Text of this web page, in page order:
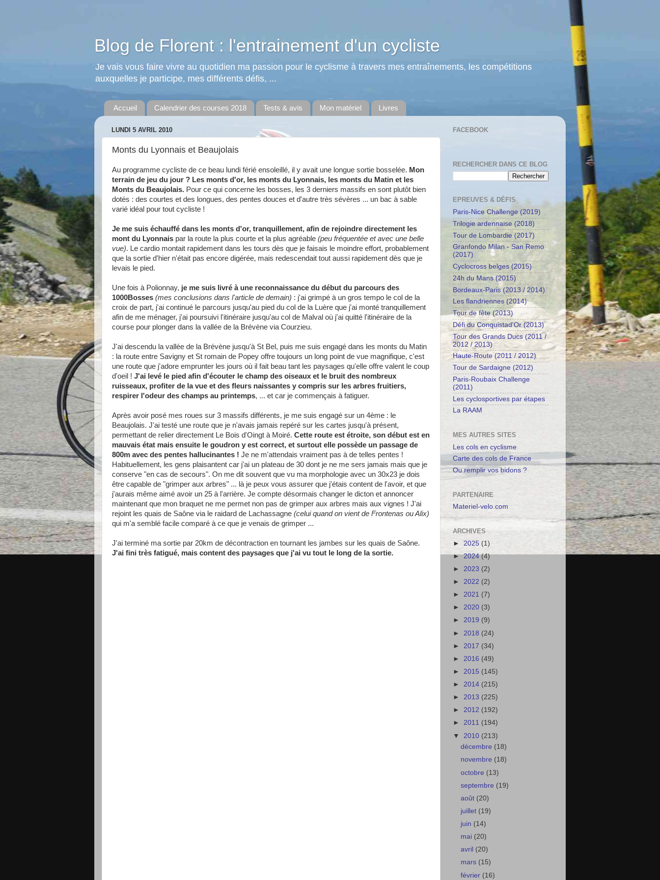
Blog de Florent : l'entrainement d'un cycliste
Je vais vous faire vivre au quotidien ma passion pour le cyclisme à travers mes entraînements, les compétitions
auxquelles je participe, mes différents défis, ...
Accueil Calendrier des courses 2018 Tests & avis Mon matériel Livres
LUNDI 5 AVRIL 2010
Monts du Lyonnais et Beaujolais
Au programme cycliste de ce beau lundi férié ensoleillé, il y avait une longue sortie bosselée. Mon
terrain de jeu du jour ? Les monts d'or, les monts du Lyonnais, les monts du Matin et les
Monts du Beaujolais. Pour ce qui concerne les bosses, les 3 derniers massifs en sont plutôt bien
dotés : des courtes et des longues, des pentes douces et d'autre très sévères ... un bac à sable
varié idéal pour tout cycliste !
Je me suis échauffé dans les monts d'or, tranquillement, afin de rejoindre directement les
mont du Lyonnais par la route la plus courte et la plus agréable (peu fréquentée et avec une belle
vue). Le cardio montait rapidement dans les tours dès que je faisais le moindre effort, probablement
que la sortie d'hier n'était pas encore digérée, mais redescendait tout aussi rapidement dès que je
levais le pied.
Une fois à Polionnay, je me suis livré à une reconnaissance du début du parcours des
1000Bosses (mes conclusions dans l'article de demain) : j'ai grimpé à un gros tempo le col de la
croix de part, j'ai continué le parcours jusqu'au pied du col de la Luère que j'ai monté tranquillement
afin de me ménager, j'ai poursuivi l'itinéraire jusqu'au col de Malval où j'ai quitté l'itinéraire de la
course pour plonger dans la vallée de la Brévène via Courzieu.
J'ai descendu la vallée de la Brévène jusqu'à St Bel, puis me suis engagé dans les monts du Matin
: la route entre Savigny et St romain de Popey offre toujours un long point de vue magnifique, c'est
une route que j'adore emprunter les jours où il fait beau tant les paysages qu'elle offre valent le coup
d'oeil ! J'ai levé le pied afin d'écouter le champ des oiseaux et le bruit des nombreux
ruisseaux, profiter de la vue et des fleurs naissantes y compris sur les arbres fruitiers,
respirer l'odeur des champs au printemps, ... et car je commençais à fatiguer.
Après avoir posé mes roues sur 3 massifs différents, je me suis engagé sur un 4ème : le
Beaujolais. J'ai testé une route que je n'avais jamais repéré sur les cartes jusqu'à présent,
permettant de relier directement Le Bois d'Oingt à Moiré. Cette route est étroite, son début est en
mauvais état mais ensuite le goudron y est correct, et surtout elle possède un passage de
800m avec des pentes hallucinantes ! Je ne m'attendais vraiment pas à de telles pentes !
Habituellement, les gens plaisantent car j'ai un plateau de 30 dont je ne me sers jamais mais que je
conserve "en cas de secours". On me dit souvent que vu ma morphologie avec un 30x23 je dois
être capable de "grimper aux arbres" ... là je peux vous assurer que j'étais content de l'avoir, et que
j'aurais même aimé avoir un 25 à l'arrière. Je compte désormais changer le dicton et annoncer
maintenant que mon braquet ne me permet non pas de grimper aux arbres mais aux vignes ! J'ai
rejoint les quais de Saône via le raidard de Lachassagne (celui quand on vient de Frontenas ou Alix)
qui m'a semblé facile comparé à ce que je venais de grimper ...
J'ai terminé ma sortie par 20km de décontraction en tournant les jambes sur les quais de Saône.
J'ai fini très fatigué, mais content des paysages que j'ai vu tout le long de la sortie.
FACEBOOK
RECHERCHER DANS CE BLOG
EPREUVES & DÉFIS
Paris-Nice Challenge (2019)
Trilogie ardennaise (2018)
Tour de Lombardie (2017)
Granfondo Milan - San Remo
(2017)
Cyclocross belges (2015)
24h du Mans (2015)
Bordeaux-Paris (2013 / 2014)
Les flandriennes (2014)
Tour de fête (2013)
Défi du Conquistad'Or (2013)
Tour des Grands Ducs (2011 /
2012 / 2013)
Haute-Route (2011 / 2012)
Tour de Sardaigne (2012)
Paris-Roubaix Challenge
(2011)
Les cyclosportives par étapes
La RAAM
MES AUTRES SITES
Les cols en cyclisme
Carte des cols de France
Ou remplir vos bidons ?
PARTENAIRE
Materiel-velo.com
ARCHIVES
► 2025 (1)
►2024(4)
► 2023 (2)
► 2022 (2)
► 2021 (7)
► 2020 (3)
► 2019 (9)
► 2018 (24)
► 2017 (34)
► 2016 (49)
► 2015 (145)
► 2014 (215)
► 2013 (225)
► 2012 (192)
► 2011 (194)
▼ 2010 (213)
décembre (18)
novembre (18)
octobre (13)
septembre (19)
août (20)
juillet (19)
juin (14)
mai (20)
avril (20)
mars (15)
février (16)